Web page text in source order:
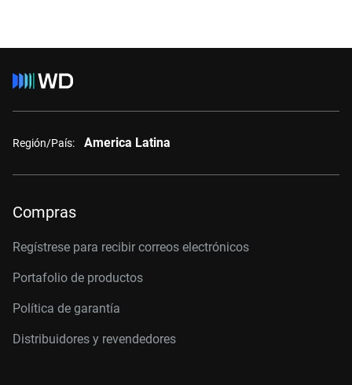
Región/País: America Latina
Compras
Regístrese para recibir correos electrónicos
Portafolio de productos
Política de garantía
Distribuidores y revendedores